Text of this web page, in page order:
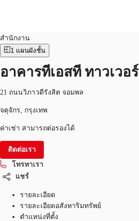
พื้นที่สำนักงาน
เฟล็กสเปซ
บทความที่น่าสนใจ
เกี่ยวกับ JLL
อสังหาริมทรัพย์ที่บันทึกไว้
TH
+6626246471 ติดต่อเรา
สำนักงาน
1 แผนผังชั้น
อาคารทีเอสที ทาวเวอร์
21 ถนนวิภาวดีรังสิต จอมพล
จตุจักร, กรุงเทพ
ค่าเช่า สามารถต่อรองได้
ติดต่อเรา
โทรหาเรา
แชร์
รายละเอียด
รายละเอียดอสังหาริมทรัพย์
ตำแหน่งที่ตั้ง